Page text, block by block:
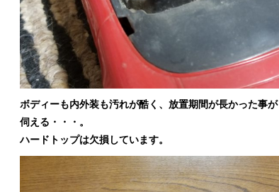
ボディーも内外装も汚れが酷く、放置期間が長かった事が
伺える・・・。
ハードトップは欠損しています。